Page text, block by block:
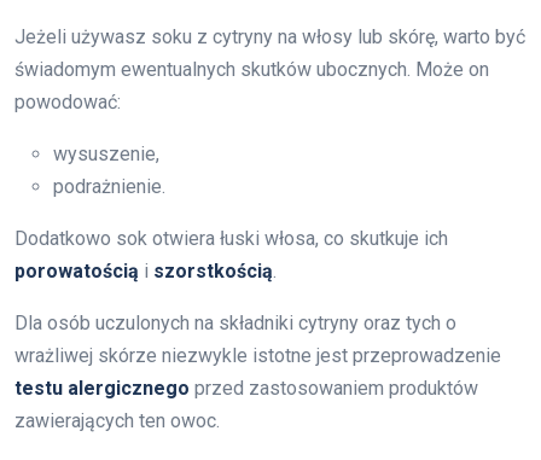
Jeżeli używasz soku z cytryny na włosy lub skórę, warto być
świadomym ewentualnych skutków ubocznych. Może on
powodować:
wysuszenie,
podrażnienie.
Dodatkowo sok otwiera łuski włosa, co skutkuje ich
porowatością i szorstkością
Dla osób uczulonych na składniki cytryny oraz tych o
wrażliwej skórze niezwykle istotne jest przeprowadzenie
testu alergicznego przed zastosowaniem produktów
zawierających ten owoc.